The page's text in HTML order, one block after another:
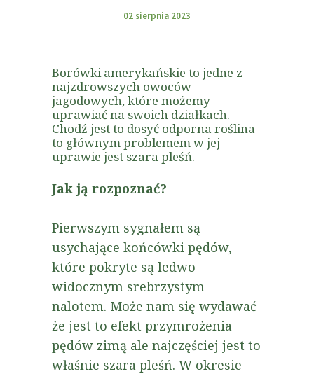
02 sierpnia 2023
Borówki amerykańskie to jedne z
najzdrowszych owoców
jagodowych, które możemy
uprawiać na swoich działkach.
Chodź jest to dosyć odporna roślina
to głównym problemem w jej
uprawie jest szara pleśń.
Jak ją rozpoznać?
Pierwszym sygnałem są
usychające końcówki pędów,
które pokryte są ledwo
widocznym srebrzystym
nalotem. Może nam się wydawać
że jest to efekt przymrożenia
pędów zimą ale najczęściej jest to
właśnie szara pleśń. W okresie